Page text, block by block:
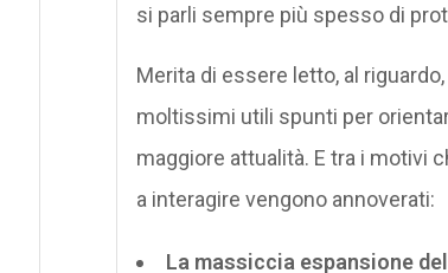
si parli sempre più spesso di
Merita di essere letto, al
moltissimi utili spunti per
maggiore attualità. E tra i motivi
a interagire vengono annoverati:
La massiccia espansione